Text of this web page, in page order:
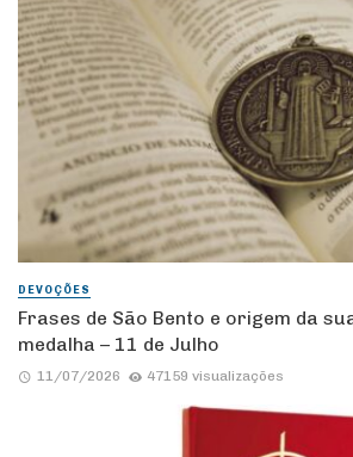
DEVOÇÕES
Frases de São Bento e origem da
medalha – 11 de Julho
11/07/2026 47159 visualizações